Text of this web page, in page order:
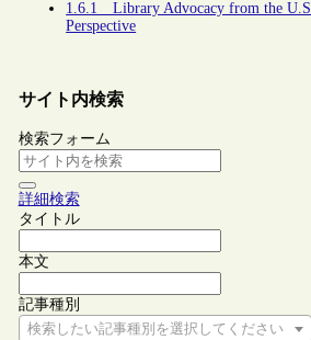
1.6.1 Library Advocacy from the U.S.
Perspective
サイト内検索
検索フォーム
詳細検索
タイトル
本文
記事種別
検索したい記事種別を選択してください